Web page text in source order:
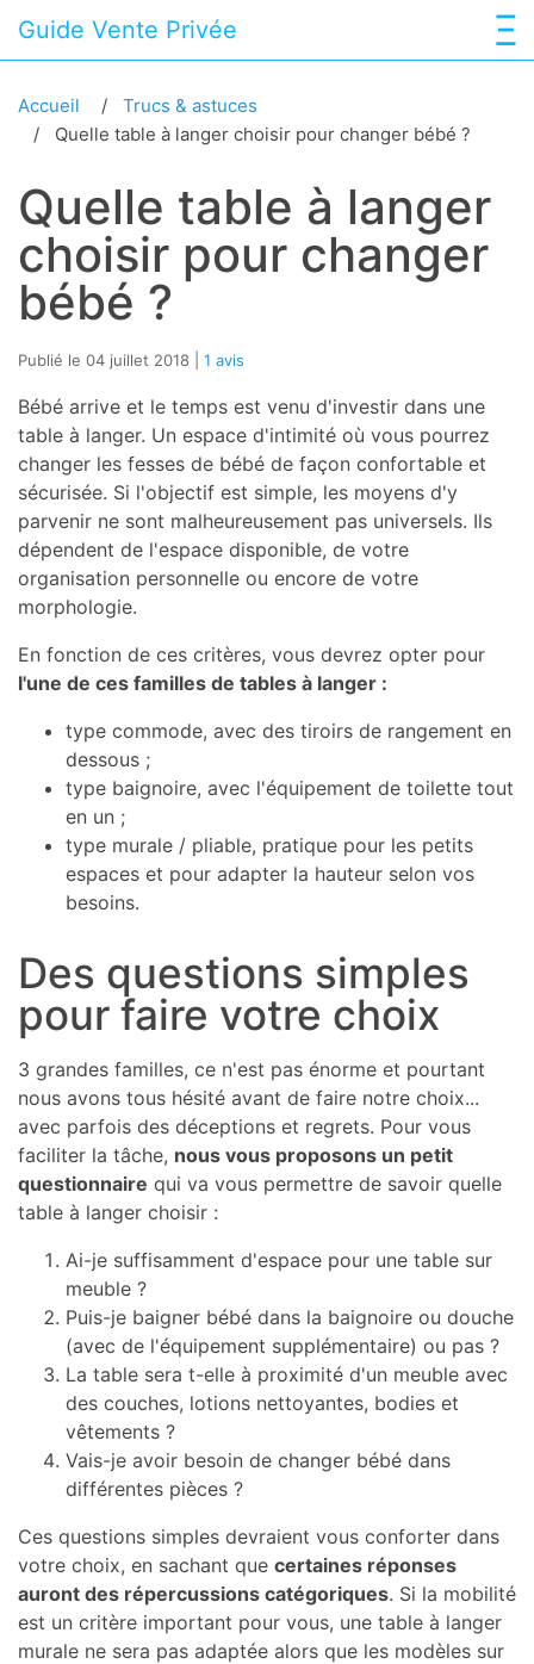
Guide Vente Privée
Accueil
Trucs & astuces
Quelle table à langer choisir pour changer bébé ?
Quelle table à langer
choisir pour changer
bébé ?
Publié le 04 juillet 2018 1 avis
Bébé arrive et le temps est venu d'investir dans une
table à langer. Un espace d'intimité où vous pourrez
changer les fesses de bébé de façon confortable et
sécurisée. Si l'objectif est simple, les moyens d'y
parvenir ne sont malheureusement pas universels. Ils
dépendent de l'espace disponible, de votre
organisation personnelle ou encore de votre
morphologie.
En fonction de ces critères, vous devrez opter pour
l'une de ces familles de tables à langer :
type commode, avec des tiroirs de rangement en
dessous ;
type baignoire, avec l'équipement de toilette tout
en un ;
type murale / pliable, pratique pour les petits
espaces et pour adapter la hauteur selon vos
besoins.
Des questions simples
pour faire votre choix
3 grandes familles, ce n'est pas énorme et pourtant
nous avons tous hésité avant de faire notre choix...
avec parfois des déceptions et regrets. Pour vous
faciliter la tâche, nous vous proposons un petit
questionnaire qui va vous permettre de savoir quelle
table à langer choisir :
Ai-je suffisamment d'espace pour une table sur
meuble ?
Puis-je baigner bébé dans la baignoire ou douche
(avec de l'équipement supplémentaire) ou pas ?
La table sera t-elle à proximité d'un meuble avec
des couches, lotions nettoyantes, bodies et
vêtements ?
Vais-je avoir besoin de changer bébé dans
différentes pièces ?
Ces questions simples devraient vous conforter dans
votre choix, en sachant que certaines réponses
auront des répercussions catégoriques. Si la mobilité
est un critère important pour vous, une table à langer
murale ne sera pas adaptée alors que les modèles sur